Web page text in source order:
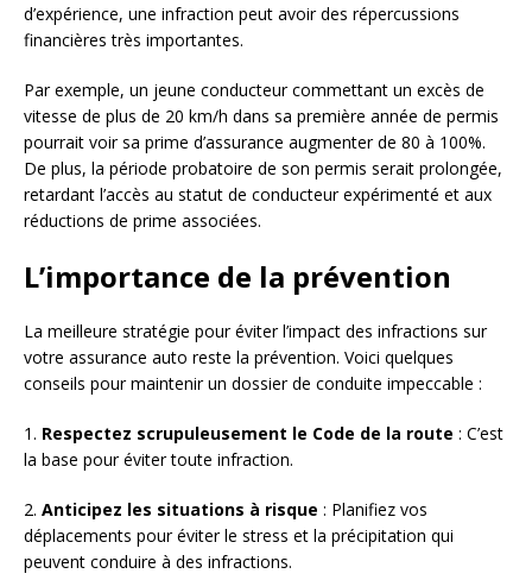
d’expérience, une infraction peut avoir des répercussions
financières très importantes.
Par exemple, un jeune conducteur commettant un excès de
vitesse de plus de 20 km/h dans sa première année de permis
pourrait voir sa prime d’assurance augmenter de 80 à 100%.
De plus, la période probatoire de son permis serait prolongée,
retardant l’accès au statut de conducteur expérimenté et aux
réductions de prime associées.
L’importance de la prévention
La meilleure stratégie pour éviter l’impact des infractions sur
votre assurance auto reste la prévention. Voici quelques
conseils pour maintenir un dossier de conduite impeccable :
1. Respectez scrupuleusement le Code de la route : C’est
la base pour éviter toute infraction.
2. Anticipez les situations à risque : Planifiez vos
déplacements pour éviter le stress et la précipitation qui
peuvent conduire à des infractions.